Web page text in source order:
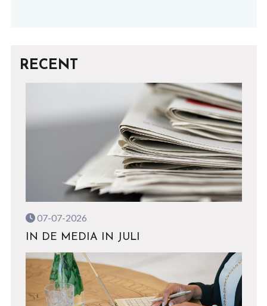
RECENT
07-07-2026
IN DE MEDIA IN JULI